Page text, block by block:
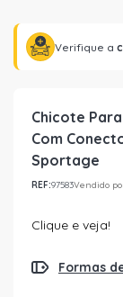
Verifique a
Chicote
Com
Sportage
REF:97583Vendido
Clique e veja!
Formas